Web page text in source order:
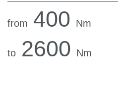
from 400 Nm
to 2600 Nm